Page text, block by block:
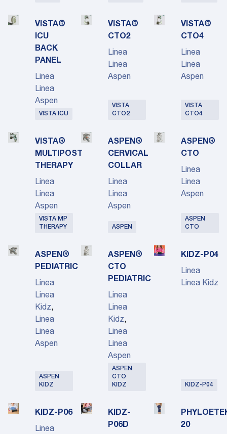
VISTA®
ICU
BACK
PANEL
Linea
Linea
Aspen
VISTA ICU
VISTA®
CTO2
Linea
Linea
Aspen
VISTA
CTO2
VISTA®
CTO4
Linea
Linea
Aspen
VISTA
CTO4
VISTA®
MULTIPOST
THERAPY
Linea
Linea
Aspen
VISTA MP
THERAPY
ASPEN®
CERVICAL
COLLAR
Linea
Linea
Aspen
ASPEN
ASPEN®
CTO
Linea
Linea
Aspen
ASPEN
CTO
ASPEN®
PEDIATRIC
Linea
Linea
Kidz,
Linea
Linea
Aspen
ASPEN
KIDZ
ASPEN®
CTO
PEDIATRIC
Linea
Linea
Kidz,
Linea
Linea
Aspen
ASPEN
CTO
KIDZ
KIDZ-P04
Linea
Linea Kidz
KIDZ-P04
KIDZ-P06
Linea
KIDZ-
P06D
20